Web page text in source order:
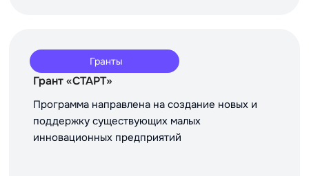
Гранты
Грант «СТАРТ»
Программа направлена на создание новых и
поддержку существующих малых
инновационных предприятий